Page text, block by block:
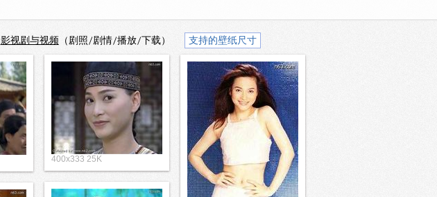
影视剧与视频（剧照/剧情/播放/下载） 支持的壁纸尺寸
400x333 25K